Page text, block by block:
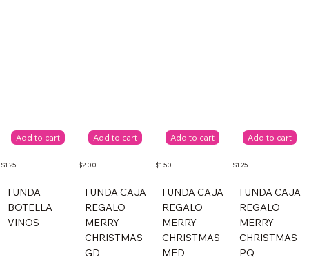
Add to cart
$1.25
FUNDA
BOTELLA
VINOS
Add to cart
$2.00
FUNDA CAJA
REGALO
MERRY
CHRISTMAS
GD
Add to cart
$1.50
FUNDA CAJA
REGALO
MERRY
CHRISTMAS
MED
Add to cart
$1.25
FUNDA CAJA
REGALO
MERRY
CHRISTMAS
PQ